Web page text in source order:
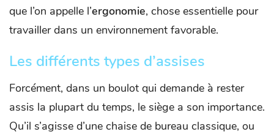
que l’on appelle l’ergonomie, chose essentielle pour
travailler dans un environnement favorable.
Les différents types d’assises
Forcément, dans un boulot qui demande à rester
assis la plupart du temps, le siège a son importance.
Qu’il s’agisse d’une chaise de bureau classique, ou